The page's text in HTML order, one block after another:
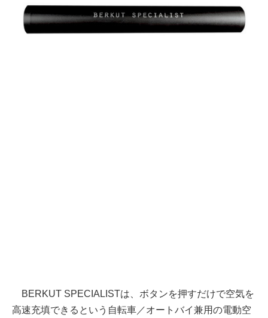
BERKUT SPECIALISTは、ボタンを押すだけで空気を
高速充填できるという自転車／オートバイ兼用の電動空